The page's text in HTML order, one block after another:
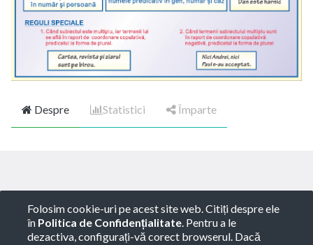
Despre Statistici Împarte
Folosim cookie-uri pe acest site web. Citiți despre ele
în Politica de Confidențialitate. Pentru a le
dezactiva, configurați-vă corect browserul. Dacă
Copyright © ROTARY GLOBART SRL -Termeni de
utilizare-Politica de Confidențialitate -Consultanță
juridică